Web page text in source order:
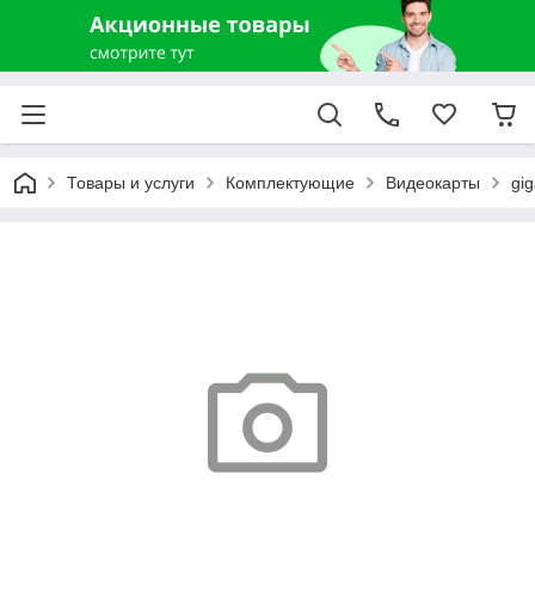
Товары и услуги Комплектующие Видеокарты